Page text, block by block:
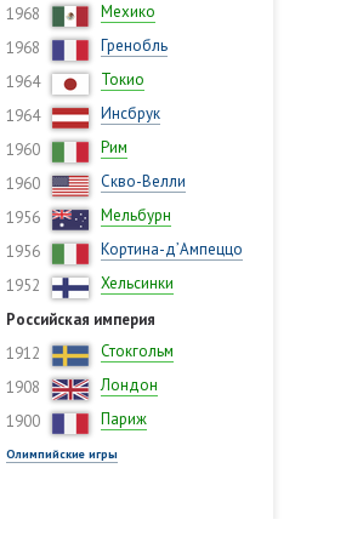
1968
Мехико
1968
Гренобль
1964
Токио
1964
Инсбрук
1960
Рим
1960
Скво-Велли
1956
Мельбурн
1956
Кортина-д’Ампеццо
1952
Хельсинки
Российская империя
1912
Стокгольм
1908
Лондон
1900
Париж
Олимпийские игры